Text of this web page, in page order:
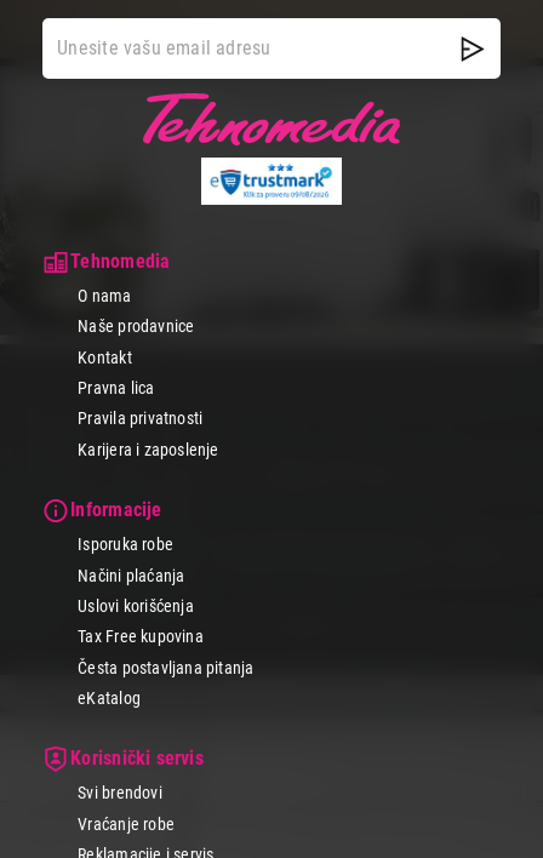
Tehnomedia
O nama
Naše prodavnice
Kontakt
Pravna lica
Pravila privatnosti
Karijera i zaposlenje
Informacije
Isporuka robe
Načini plaćanja
Uslovi korišćenja
Tax Free kupovina
Česta postavljana pitanja
eKatalog
Korisnički servis
Svi brendovi
Vraćanje robe